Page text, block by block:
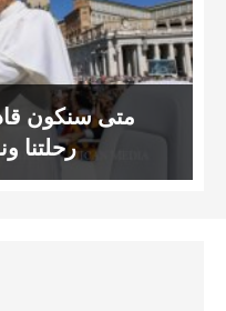
متى سنكون
رحلتنا